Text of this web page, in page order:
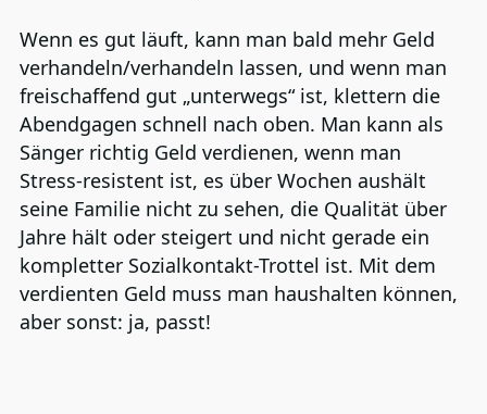
Wenn es gut läuft, kann man bald mehr Geld
verhandeln/verhandeln lassen, und wenn man
freischaffend gut „unterwegs“ ist, klettern die
Abendgagen schnell nach oben. Man kann als
Sänger richtig Geld verdienen, wenn man
Stress-resistent ist, es über Wochen aushält
seine Familie nicht zu sehen, die Qualität über
Jahre hält oder steigert und nicht gerade ein
kompletter Sozialkontakt-Trottel ist. Mit dem
verdienten Geld muss man haushalten können,
aber sonst: ja, passt!